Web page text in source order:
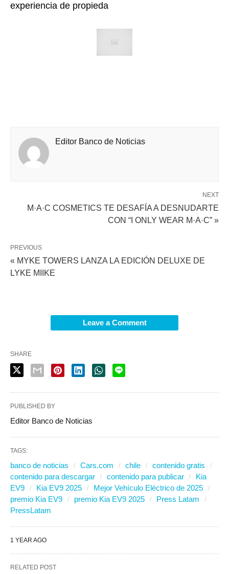
experiencia de propieda
Editor Banco de Noticias
NEXT
M·A·C COSMETICS TE DESAFÍA A DESNUDARTE
CON “I ONLY WEAR M·A·C” »
PREVIOUS
« MYKE TOWERS LANZA LA EDICIÓN DELUXE DE
LYKE MIIKE
Leave a Comment
SHARE
PUBLISHED BY
Editor Banco de Noticias
TAGS:
banco de noticias Cars.com chile
contenido gratis
contenido para descargar
contenido para publicar
Kia
EV9
Kia EV9 2025
Mejor Vehículo Eléctrico de 2025
premio Kia EV9
premio Kia EV9 2025
Press Latam
PressLatam
1 YEAR AGO
RELATED POST